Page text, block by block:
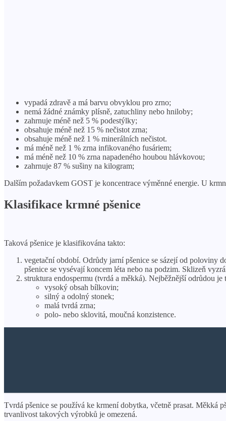
vypadá zdravě a má barvu obvyklou pro zrno;
nemá žádné známky plísně, zatuchliny nebo hniloby;
zahrnuje méně než 5 % podestýlky;
obsahuje méně než 15 % nečistot zrna;
obsahuje méně než 1 % minerálních nečistot.
má méně než 1 % zrna infikovaného fusáriem;
má méně než 10 % zrna napadeného houbou hlávkovou;
zahrnuje 87 % sušiny na kilogram;
Dalším požadavkem GOST je koncentrace výměnné energie. U
Klasifikace krmné pšenice
Taková pšenice je klasifikována takto:
vegetační období. Odrůdy jarní pšenice se sázejí od poloviny
pšenice se vysévají koncem léta nebo na podzim. Sklizeň
struktura endospermu (tvrdá a měkká). Nejběžnější odrůdou
vysoký obsah bílkovin;
silný a odolný stonek;
malá tvrdá zrna;
polo- nebo sklovitá, moučná konzistence.
Tvrdá pšenice se používá ke krmení dobytka, včetně prasat. Měkká
trvanlivost takových výrobků je omezená.